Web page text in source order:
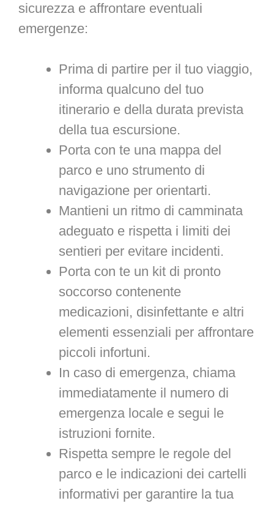
sicurezza e affrontare eventuali
emergenze:
Prima di partire per il tuo viaggio,
informa qualcuno del tuo
itinerario e della durata prevista
della tua escursione.
Porta con te una mappa del
parco e uno strumento di
navigazione per orientarti.
Mantieni un ritmo di camminata
adeguato e rispetta i limiti dei
sentieri per evitare incidenti.
Porta con te un kit di pronto
soccorso contenente
medicazioni, disinfettante e altri
elementi essenziali per affrontare
piccoli infortuni.
In caso di emergenza, chiama
immediatamente il numero di
emergenza locale e segui le
istruzioni fornite.
Rispetta sempre le regole del
parco e le indicazioni dei cartelli
informativi per garantire la tua